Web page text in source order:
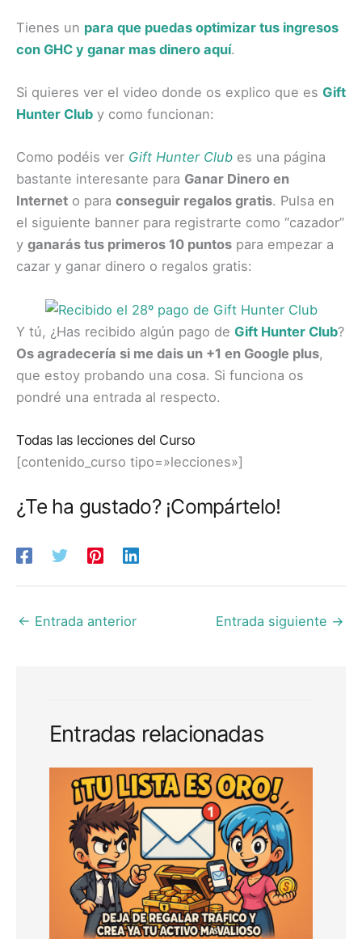
Tienes un para que puedas optimizar tus ingresos
con GHC y ganar mas dinero aquí.
Si quieres ver el video donde os explico que es Gift
Hunter Club y como funcionan:
Como podéis ver Gift Hunter Club es una página
bastante interesante para Ganar Dinero en
Internet o para conseguir regalos gratis. Pulsa en
el siguiente banner para registrarte como “cazador”
y ganarás tus primeros 10 puntos para empezar a
cazar y ganar dinero o regalos gratis:
Y tú, ¿Has recibido algún pago de Gift Hunter Club?
Os agradecería si me dais un +1 en Google plus,
que estoy probando una cosa. Si funciona os
pondré una entrada al respecto.
Todas las lecciones del Curso
[contenido_curso tipo=»lecciones»]
¿Te ha gustado? ¡Compártelo!
← Entrada anterior Entrada siguiente →
Entradas relacionadas